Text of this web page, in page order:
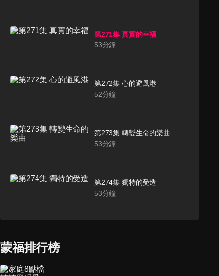
第271集 真實的幸福
53分鐘
第272集 心的避風港
52分鐘
第273集 轉變生命的樂曲
53分鐘
第274集 獨特的受造
53分鐘
蒙福排行榜